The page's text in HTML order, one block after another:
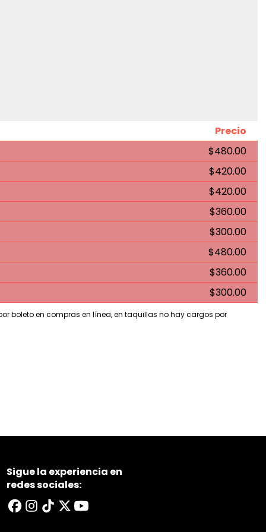
Precio
$480.00
$420.00
$420.00
$360.00
$300.00
$480.00
$360.00
$300.00
boleto en compras en línea, en taquillas no hay cargos por
Sigue la experiencia en
redes sociales: